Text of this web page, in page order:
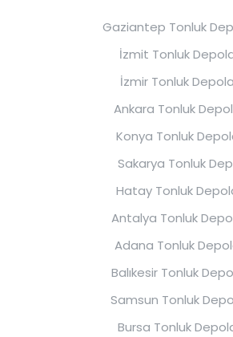
Gaziantep Tonluk
İzmit Tonluk
İzmir Tonluk
Ankara Tonluk
Konya Tonluk
Sakarya Tonluk
Hatay Tonluk
Antalya Tonluk
Adana Tonluk
Balıkesir Tonluk
Samsun Tonluk
Bursa Tonluk